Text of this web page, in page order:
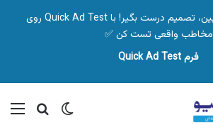
🎯 قبل از شروع کمپین، تصمیم درست بگیر! با Quick Ad Test روی
مخاطب واقعی تست کن ✅
فرم Quick Ad Test
تغییر پوسته